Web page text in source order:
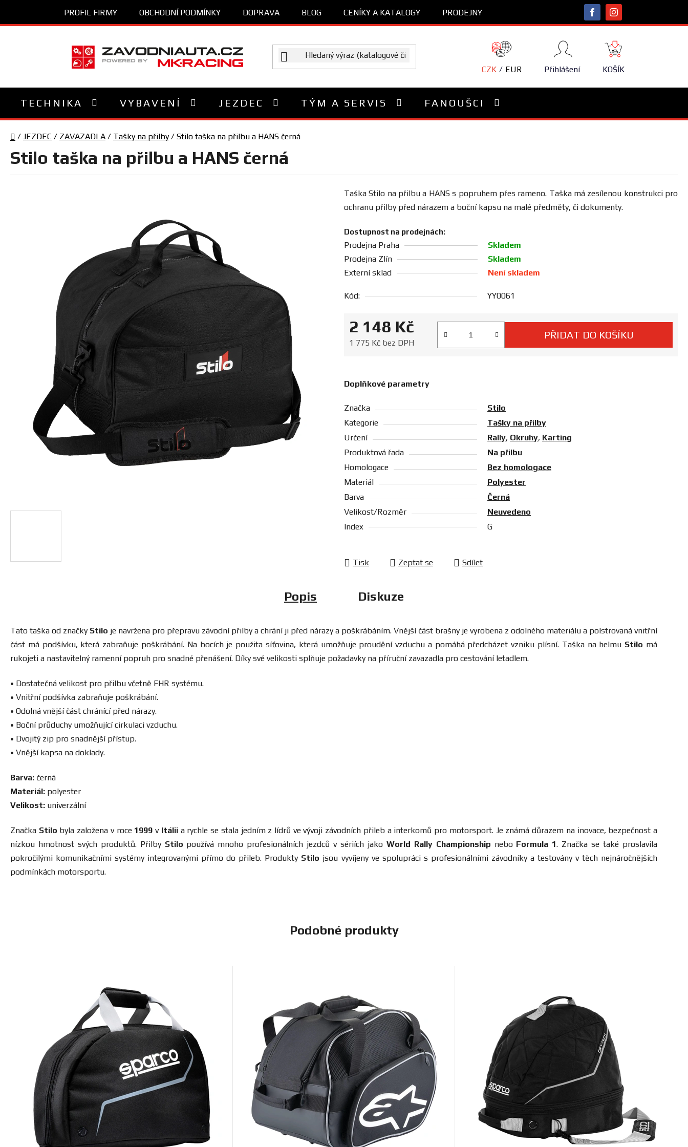
obsah
PROFIL FIRMY OBCHODNÍ PODMÍNKY DOPRAVA BLOG CENÍKY A KATALOGY PRODEJNY
CZK EUR Přihlášení
NÁKUPNÍ
KOŠÍK
KOŠÍK
TECHNIKA VYBAVENÍ JEZDEC TÝM A SERVIS FANOUŠCI
Domů
/ JEZDEC / ZAVAZADLA / Tašky na přilby / Stilo taška na přilbu a HANS černá
Stilo taška na přilbu a HANS černá
Taška Stilo na přilbu a HANS s popruhem přes rameno. Taška má zesílenou konstrukci pro
ochranu přilby před nárazem a boční kapsu na malé předměty, či dokumenty.
Dostupnost na prodejnách:
Prodejna Praha
Skladem
Prodejna Zlín
Skladem
Externí sklad
Není skladem
Kód: YY0061
2 148 Kč
1 775 Kč bez DPH
PŘIDAT DO KOŠÍKU
Doplňkové parametry
Značka
Stilo
Kategorie
Tašky na přilby
Určení
Rally, Okruhy, Karting
Produktová řada
Na přilbu
Homologace
Bez homologace
Materiál
Polyester
Barva
Černá
Velikost/Rozměr
Neuvedeno
Index
G
Tisk Zeptat se Sdílet
Popis Diskuze
Tato taška od značky Stilo je navržena pro přepravu závodní přilby a chrání ji před nárazy a poškrábáním. Vnější část brašny je vyrobena z odolného materiálu a polstrovaná vnitřní
část má podšívku, která zabraňuje poškrábání. Na bocích je použita síťovina, která umožňuje proudění vzduchu a pomáhá předcházet vzniku plísní. Taška na helmu Stilo má
rukojeti a nastavitelný ramenní popruh pro snadné přenášení. Díky své velikosti splňuje požadavky na příruční zavazadla pro cestování letadlem.
• Dostatečná velikost pro přilbu včetně FHR systému.
• Vnitřní podšívka zabraňuje poškrábání.
• Odolná vnější část chránící před nárazy.
• Boční průduchy umožňující cirkulaci vzduchu.
• Dvojitý zip pro snadnější přístup.
• Vnější kapsa na doklady.
Barva: černá
Materiál: polyester
Velikost: univerzální
Značka Stilo byla založena v roce 1999 v Itáliia rychle se stala jedním z lídrů ve vývoji závodních přileb a interkomů pro motorsport. Je známá důrazem na inovace, bezpečnost a
nízkou hmotnost svých produktů. Přilby Stilo používá mnoho profesionálních jezdců v sériích jako World Rally Championship nebo Formula 1. Značka se také proslavila
pokročilými komunikačními systémy integrovanými přímo do přileb. Produkty Stilo jsou vyvíjeny ve spolupráci s profesionálními závodníky a testovány v těch nejnáročnějších
podmínkách motorsportu.
Podobné produkty